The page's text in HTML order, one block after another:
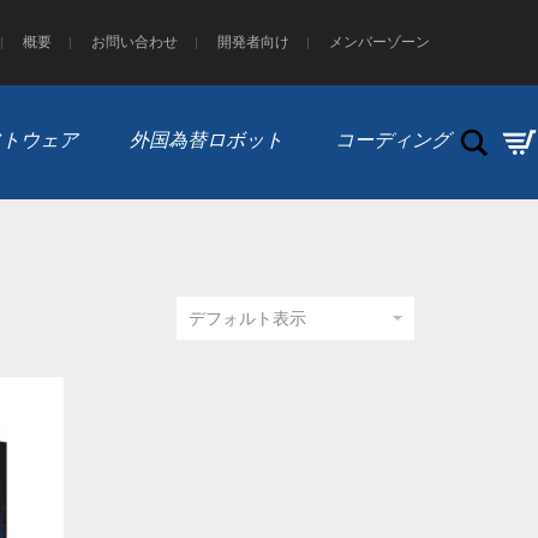
概要 お問い合わせ 開発者向け メンバーゾーン
トウェア 外国為替ロボット コーディング Search
デフォルト表示